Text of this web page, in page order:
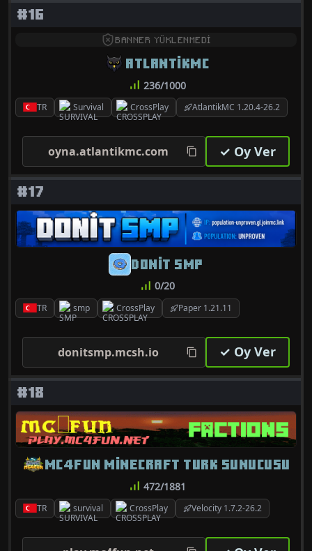
#16
BANNER YÜKLENMEDİ
TR Survival CrossPlay AtlantikMC 1.20.4-26.2
ATLANTIKMC
236/1000
oyna.atlantikmc.com ✓ Oy Ver
#17
TR smp CrossPlay Paper 1.21.11
DONİT SMP
0/20
donitsmp.mcsh.io ✓ Oy Ver
#18
TR survival CrossPlay Velocity 1.7.2-26.2
MC4FUN MINECRAFT TURK SUNUCUSU
472/1881